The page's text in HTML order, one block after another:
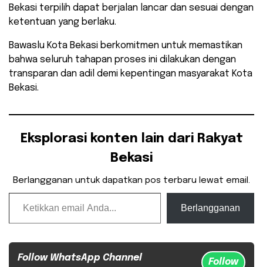
Bekasi terpilih dapat berjalan lancar dan sesuai dengan
ketentuan yang berlaku.
Bawaslu Kota Bekasi berkomitmen untuk memastikan
bahwa seluruh tahapan proses ini dilakukan dengan
transparan dan adil demi kepentingan masyarakat Kota
Bekasi.
Eksplorasi konten lain dari Rakyat
Bekasi
Berlangganan untuk dapatkan pos terbaru lewat email.
Ketikkan email Anda...
Berlangganan
Follow WhatsApp Channel Follow